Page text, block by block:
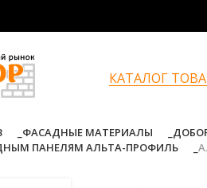
КАТАЛОГ
ФАСАДНЫЕ МАТЕРИАЛЫ
ПАНЕЛЯМ АЛЬТА-ПРОФИЛЬ